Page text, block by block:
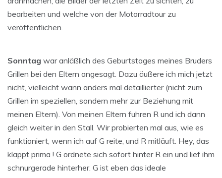
bearbeiten und welche von der Motorradtour zu
veröffentlichen.
Sonntag war anläßlich des Geburtstages meines Bruders
Grillen bei den Eltern angesagt. Dazu äußere ich mich jetzt
nicht, vielleicht wann anders mal detaillierter (nicht zum
Grillen im speziellen, sondern mehr zur Beziehung mit
meinen Eltern). Von meinen Eltern fuhren R und ich dann
gleich weiter in den Stall. Wir probierten mal aus, wie es
funktioniert, wenn ich auf G reite, und R mitläuft. Hey, das
klappt prima ! G ordnete sich sofort hinter R ein und lief ihm
schnurgerade hinterher. G ist eben das ideale